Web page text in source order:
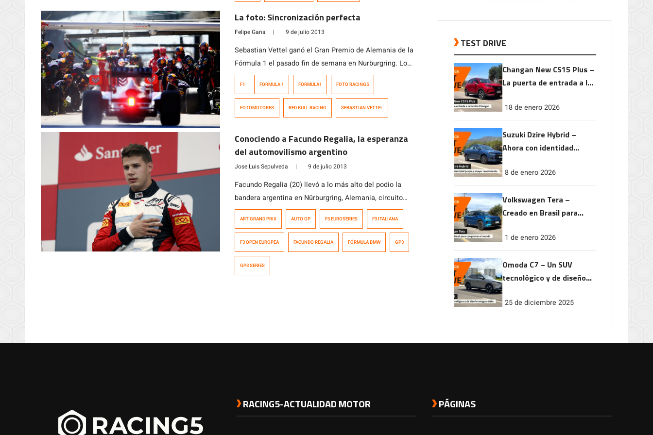
La foto: Sincronización perfecta
Felipe Gana | 9 de julio 2013
Sebastian Vettel ganó el Gran Premio de Alemania de la
Fórmula 1 el pasado fin de semana en Nurburgring. Lo
anterior no hubiese sido posible sin un trabajo notable
no se equivocan. En Alemania, […]
F1 FORMULA 1 FORMULA1 FOTO RACING5
FOTOMOTORES RED BULL RACING SEBASTIAN VETTEL
Conociendo a Facundo Regalia, la esperanza
del automovilismo argentino
Jose Luis Sepulveda | 9 de julio 2013
Facundo Regalia (20) llevó a lo más alto del podio la
bandera argentina en Nürburgring, Alemania, circuito
donde obtuvo su primer triunfo en la GP3 Series,
país vecino vuelve a tener a un piloto en la lucha por un
campeonato de automovilismo, tal como lo […]
ART GRAND PRIX AUTO GP F3 EUROSERIES F3 ITALIANA
F3 OPEN EUROPEA FACUNDO REGALIA FÓRMULA BMW GP3
GP3 SERIES
TEST DRIVE
Changan New CS15 Plus –
La puerta de entrada a la
18 de enero 2026
Suzuki Dzire Hybrid –
Ahora con identidad
rendimiento
8 de enero 2026
Volkswagen Tera –
Creado en Brasil para
1 de enero 2026
Omoda C7 – Un SUV
tecnológico y de diseño
25 de diciembre 2025
RACING5-ACTUALIDAD MOTOR PÁGINAS